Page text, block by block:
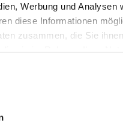
Werbung und Analysen
diese Informationen
zusammen, die Sie